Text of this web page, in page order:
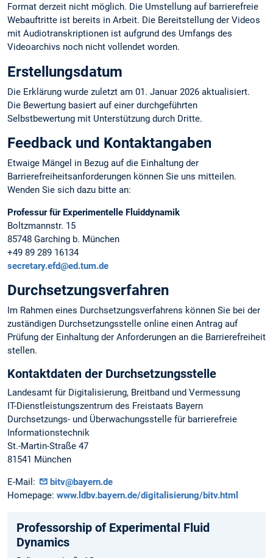
Format derzeit nicht möglich. Die Umstellung auf barrierefreie
Webauftritte ist bereits in Arbeit. Die Bereitstellung der Videos
mit Audiotranskriptionen ist aufgrund des Umfangs des
Videoarchivs noch nicht vollendet worden.
Erstellungsdatum
Die Erklärung wurde zuletzt am 01. Januar 2026 aktualisiert.
Die Bewertung basiert auf einer durchgeführten
Selbstbewertung mit Unterstützung durch Dritte.
Feedback und Kontaktangaben
Etwaige Mängel in Bezug auf die Einhaltung der
Barrierefreiheitsanforderungen können Sie uns mitteilen.
Wenden Sie sich dazu bitte an:
Professur für Experimentelle Fluiddynamik
Boltzmannstr. 15
85748 Garching b. München
+49 89 289 16134
secretary.efd@ed.tum.de
Durchsetzungsverfahren
Im Rahmen eines Durchsetzungsverfahrens können Sie bei der
zuständigen Durchsetzungsstelle online einen Antrag auf
Prüfung der Einhaltung der Anforderungen an die Barrierefreiheit
stellen.
Kontaktdaten der Durchsetzungsstelle
Landesamt für Digitalisierung, Breitband und Vermessung
IT-Dienstleistungszentrum des Freistaats Bayern
Durchsetzungs- und Überwachungsstelle für barrierefreie
Informationstechnik
St.-Martin-Straße 47
81541 München
E-Mail:
bitv@bayern.de
Homepage: www.ldbv.bayern.de/digitalisierung/bitv.html
Professorship of Experimental Fluid
Dynamics